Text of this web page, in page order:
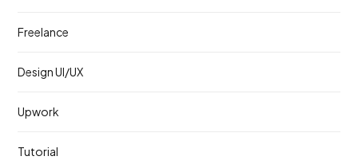
Freelance
Design UI/UX
Upwork
Tutorial